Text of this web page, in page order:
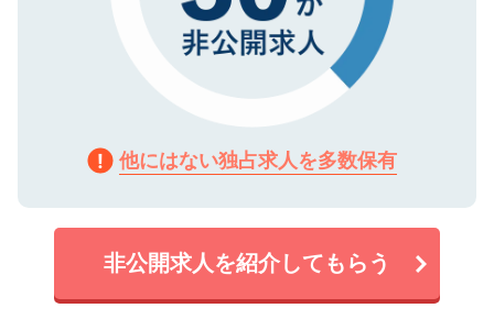
他にはない独占求人を多数保有
非公開求人を紹介してもらう